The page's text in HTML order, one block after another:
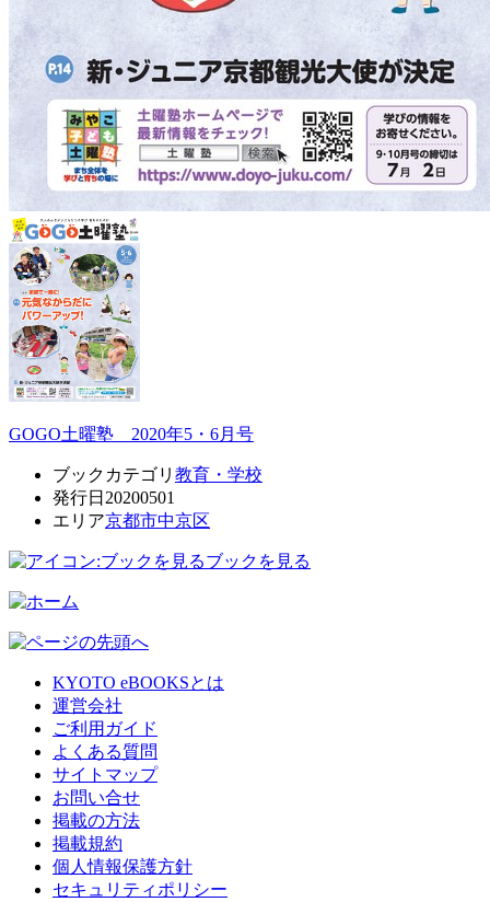
GOGO土曜塾 2020年5・6月号
ブックカテゴリ 教育・学校
発行日 20200501
エリア京都市中京区
ブックを見る
KYOTO eBOOKSとは
運営会社
ご利用ガイド
よくある質問
サイトマップ
お問い合せ
掲載の方法
掲載規約
個人情報保護方針
セキュリティポリシー